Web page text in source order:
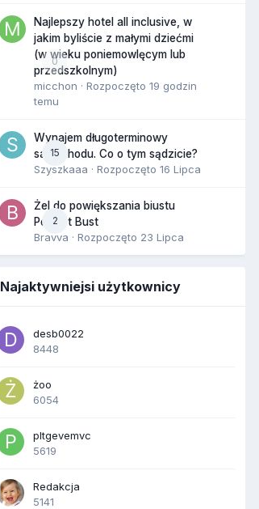
0
Najlepszy hotel all inclusive, w
jakim byliście z małymi dziećmi
(w wieku poniemowlęcym lub
przedszkolnym)
micchon · Rozpoczęto 19 godzin
temu
15
Wynajem długoterminowy
samochodu. Co o tym sądzicie?
Szyszkaaa · Rozpoczęto 16 Lipca
2
Żel do powiększania biustu
Perfect Bust
Bravva · Rozpoczęto 23 Lipca
Najaktywniejsi użytkownicy
desb0022
8448
żoo
6054
pltgevemvc
5619
Redakcja
5141